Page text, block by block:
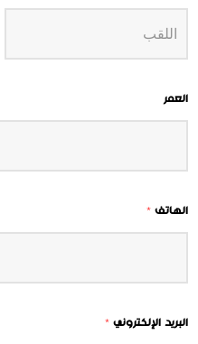
العمر
الهاتف *
البريد الإلكتروني *